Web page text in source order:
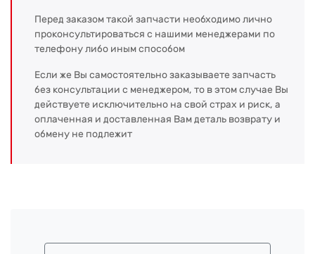
Перед заказом такой запчасти необходимо лично
проконсультироваться с нашими менеджерами по
телефону либо иным способом
Если же Вы самостоятельно заказываете запчасть
без консультации с менеджером, то в этом случае Вы
действуете исключительно на свой страх и риск, а
оплаченная и доставленная Вам деталь возврату и
обмену не подлежит